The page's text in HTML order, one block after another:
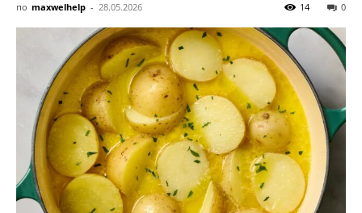
по maxwelhelp - 28.05.2026 0
14